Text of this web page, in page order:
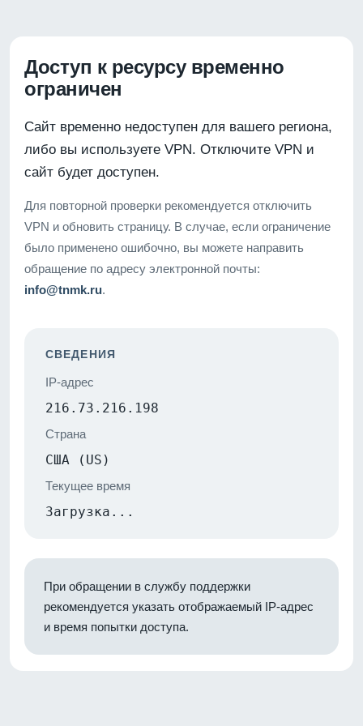
Доступ к ресурсу временно
ограничен
Сайт временно недоступен для вашего региона,
либо вы используете VPN. Отключите VPN и
сайт будет доступен.
Для повторной проверки рекомендуется отключить
VPN и обновить страницу. В случае, если ограничение
было применено ошибочно, вы можете направить
обращение по адресу электронной почты:
info@tnmk.ru.
СВЕДЕНИЯ
IP-адрес
216.73.216.198
Страна
США (US)
Текущее время
Загрузка...
При обращении в службу поддержки
рекомендуется указать отображаемый IP-адрес
и время попытки доступа.